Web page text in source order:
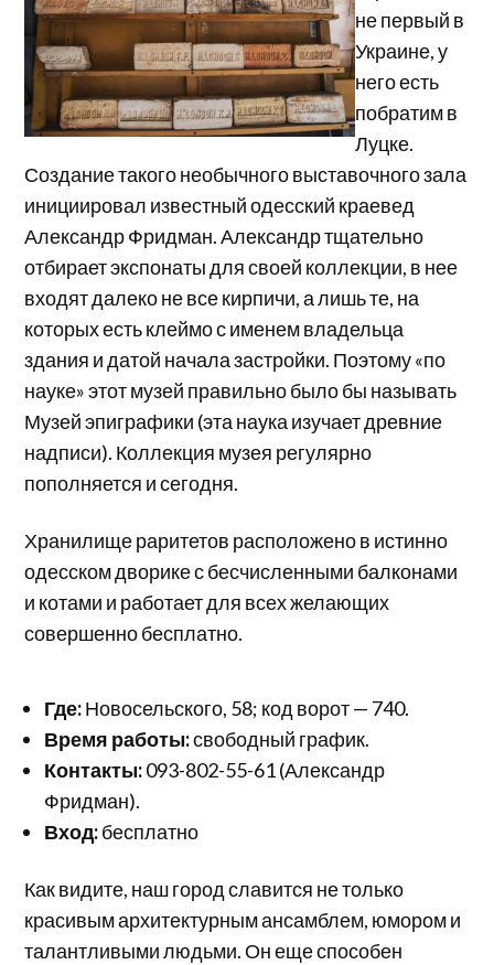
не первый в
Украине, у
него есть
побратим в
Луцке.
Создание такого необычного выставочного зала
инициировал известный одесский краевед
Александр Фридман. Александр тщательно
отбирает экспонаты для своей коллекции, в нее
входят далеко не все кирпичи, а лишь те, на
которых есть клеймо с именем владельца
здания и датой начала застройки. Поэтому «по
науке» этот музей правильно было бы называть
Музей эпиграфики (эта наука изучает древние
надписи). Коллекция музея регулярно
пополняется и сегодня.
Хранилище раритетов расположено в истинно
одесском дворике с бесчисленными балконами
и котами и работает для всех желающих
совершенно бесплатно.
Где:Новосельского, 58; код ворот — 740.
Время работы:свободный график.
Контакты:093-802-55-61 (Александр
Фридман).
Вход:бесплатно
Как видите, наш город славится не только
красивым архитектурным ансамблем, юмором и
талантливыми людьми. Он еще способен